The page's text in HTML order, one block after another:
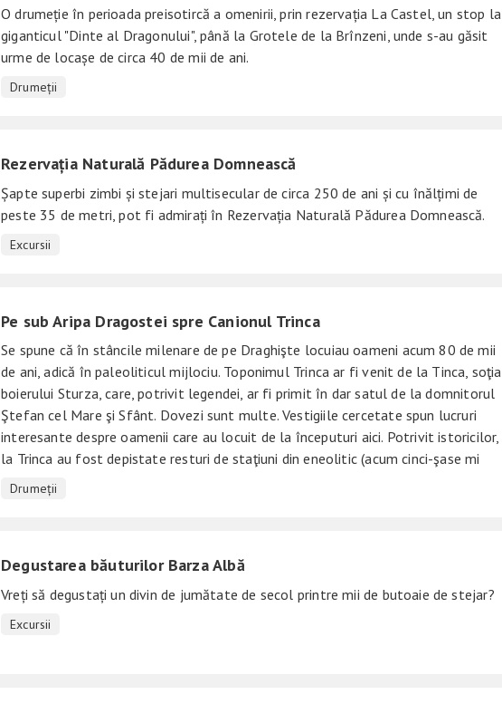
O drumeție în perioada preisotircă a omenirii, prin rezervația La Castel, un stop la
giganticul "Dinte al Dragonului", până la Grotele de la Brînzeni, unde s-au găsit
urme de locașe de circa 40 de mii de ani.
Drumeții
Rezervația Naturală Pădurea Domnească
Șapte superbi zimbi și stejari multisecular de circa 250 de ani și cu înălțimi de
peste 35 de metri, pot fi admirați în Rezervația Naturală Pădurea Domnească.
Excursii
Pe sub Aripa Dragostei spre Canionul Trinca
Se spune că în stâncile milenare de pe Draghişte locuiau oameni acum 80 de mii
de ani, adică în paleoliticul mijlociu. Toponimul Trinca ar fi venit de la Tinca, soţia
boierului Sturza, care, potrivit legendei, ar fi primit în dar satul de la domnitorul
Ştefan cel Mare şi Sfânt. Dovezi sunt multe. Vestigiile cercetate spun lucruri
interesante despre oamenii care au locuit de la începuturi aici. Potrivit istoricilor,
la Trinca au fost depistate resturi de staţiuni din eneolitic (acum cinci-şase mi
Drumeții
Degustarea băuturilor Barza Albă
Vreți să degustați un divin de jumătate de secol printre mii de butoaie de stejar?
Excursii